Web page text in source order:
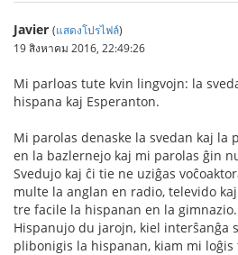
Javier (แสดงโปรไฟล์)
19 สิงหาคม 2016, 22:49:26
Mi parloas tute kvin lingvojn: la
hispana kaj Esperanton.
Mi parolas denaske la svedan kaj la
en la bazlernejo kaj mi parolas ĝin
Svedujo kaj ĉi tie ne uziĝas
multe la anglan en radio, televido
tre facile la hispanan en la
Hispanujo du jarojn, kiel interŝanĝa
plibonigis la hispanan, kiam mi loĝis